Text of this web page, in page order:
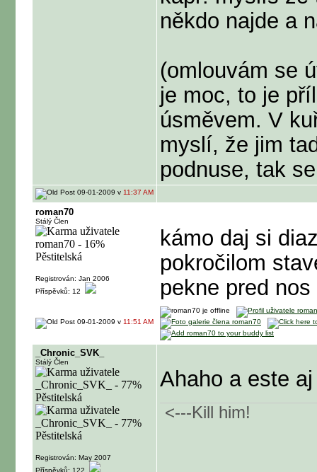
někdo najde a
(omlouvám se
je moc, to je
úsměvem. V
myslí, že jim
podnuse, tak
09-01-2009 v 11:37 AM
roman70
Stálý Člen
Registrován: Jan 2006
Příspěvků: 12
kámo daj si
pokročilom
pekne pred
09-01-2009 v 11:51 AM
_Chronic_SVK_
Stálý Člen
Registrován: May 2007
Příspěvků: 122
Ahaho a este
<---Kill him!